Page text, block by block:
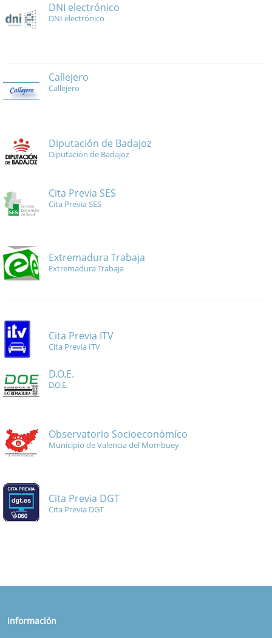
DNI electrónico
DNI electrónico
Callejero
Callejero
Diputación de Badajoz
Diputación de Badajoz
Cita Previa SES
Cita Previa SES
Extremadura Trabaja
Extremadura Trabaja
Cita Previa ITV
Cita Previa ITV
D.O.E.
D.O.E.
Observatorio Socioeconómíco
Municipio de Valencia del Mombuey
Cita Previa DGT
Cita Previa DGT
Información